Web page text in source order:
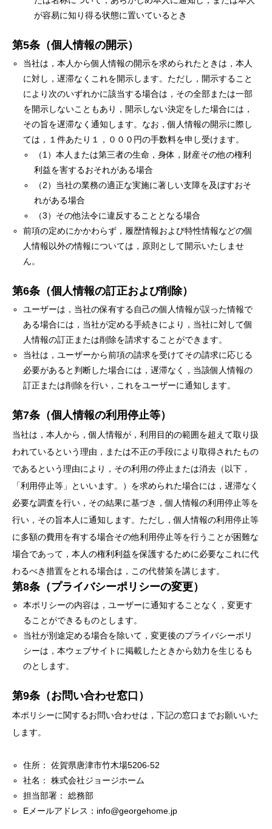
が容易に知り得る状態に置いているとき
第5条（個人情報の開示）
当社は，本人から個人情報の開示を求められたときは，本人
に対し，遅滞なくこれを開示します。ただし，開示すること
により次のいずれかに該当する場合は，その全部または一部
を開示しないこともあり，開示しない決定をした場合には，
その旨を遅滞なく通知します。なお，個人情報の開示に際し
ては，１件あたり１，０００円の手数料を申し受けます。
（1）本人または第三者の生命，身体，財産その他の権利
利益を害するおそれがある場合
（2）当社の業務の適正な実施に著しい支障を及ぼすおそ
れがある場合
（3）その他法令に違反することとなる場合
前項の定めにかかわらず，履歴情報および特性情報などの個
人情報以外の情報については，原則として開示いたしませ
ん。
第6条（個人情報の訂正および削除）
ユーザーは，当社の保有する自己の個人情報が誤った情報で
ある場合には，当社が定める手続きにより，当社に対して個
人情報の訂正または削除を請求することができます。
当社は，ユーザーから前項の請求を受けてその請求に応じる
必要があると判断した場合には，遅滞なく，当該個人情報の
訂正または削除を行い，これをユーザーに通知します。
第7条（個人情報の利用停止等）
当社は，本人から，個人情報が，利用目的の範囲を超えて取り扱
われているという理由，または不正の手段により取得されたもの
であるという理由により，その利用の停止または消去（以下，
「利用停止等」といいます。）を求められた場合には，遅滞なく
必要な調査を行い，その結果に基づき，個人情報の利用停止等を
行い，その旨本人に通知します。ただし，個人情報の利用停止等
に多額の費用を有する場合その他利用停止等を行うことが困難な
場合であって，本人の権利利益を保護するために必要なこれに代
わるべき措置をとれる場合は，この代替策を講じます。
第8条（プライバシーポリシーの変更）
本ポリシーの内容は，ユーザーに通知することなく，変更す
ることができるものとします。
当社が別途定める場合を除いて，変更後のプライバシーポリ
シーは，本ウェブサイトに掲載したときから効力を生じるも
のとします。
第9条（お問い合わせ窓口）
本ポリシーに関するお問い合わせは，下記の窓口までお願いいた
します。
住所： 佐賀県唐津市竹木場5206-52
社名： 株式会社ジョージホーム
担当部署： 総務部
Eメールアドレス：info@georgehome.jp